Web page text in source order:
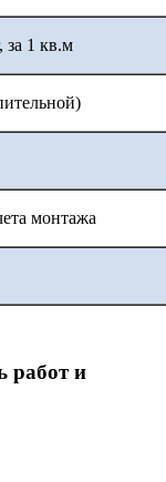
за 1 кв.м
монтажа
работ и